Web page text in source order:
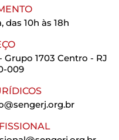
das 10h às 18h
Grupo 1703 Centro - RJ
009